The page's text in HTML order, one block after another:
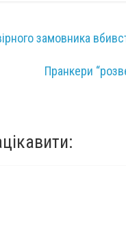
замовника
Пранкери